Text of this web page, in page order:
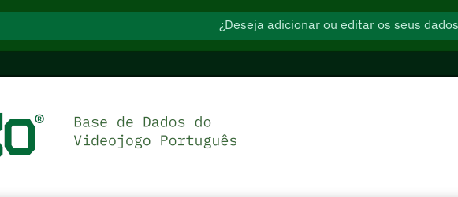
¿Deseja adicionar ou editar os seus